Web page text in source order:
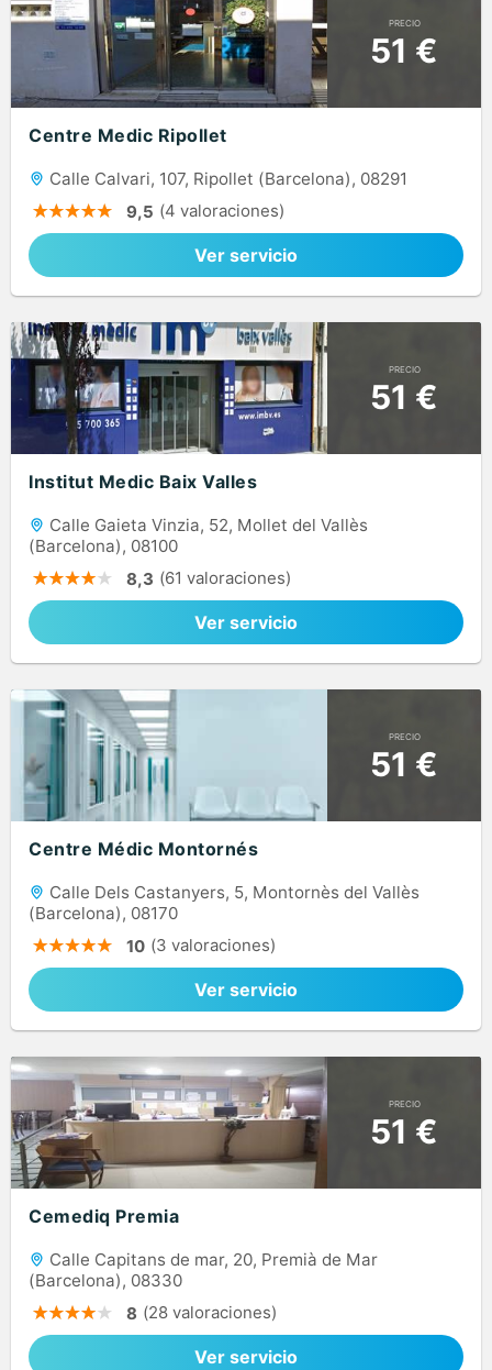
PRECIO
51 €
Centre Medic Ripollet
Calle Calvari, 107, Ripollet (Barcelona), 08291
9,5 (4 valoraciones)
Ver servicio
PRECIO
51 €
Institut Medic Baix Valles
Calle Gaieta Vinzia, 52, Mollet del Vallès
(Barcelona), 08100
8,3 (61 valoraciones)
Ver servicio
PRECIO
51 €
Centre Médic Montornés
Calle Dels Castanyers, 5, Montornès del Vallès
(Barcelona), 08170
10 (3 valoraciones)
Ver servicio
PRECIO
51 €
Cemediq Premia
Calle Capitans de mar, 20, Premià de Mar
(Barcelona), 08330
8 (28 valoraciones)
Ver servicio